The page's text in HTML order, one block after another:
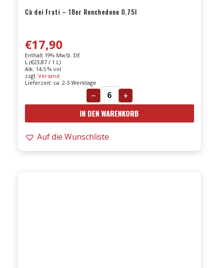
Cà dei Frati – 18er Ronchedone 0,75l
€17,90
Enthält 19% MwSt. DE
L (€23,87/ 1 L)
Alk. 14,5 % vol
zzgl. Versand
Lieferzeit: ca. 2-3 Werktage
−
Cà
dei
18er
+
IN DEN WARENKORB
Auf die Wunschliste